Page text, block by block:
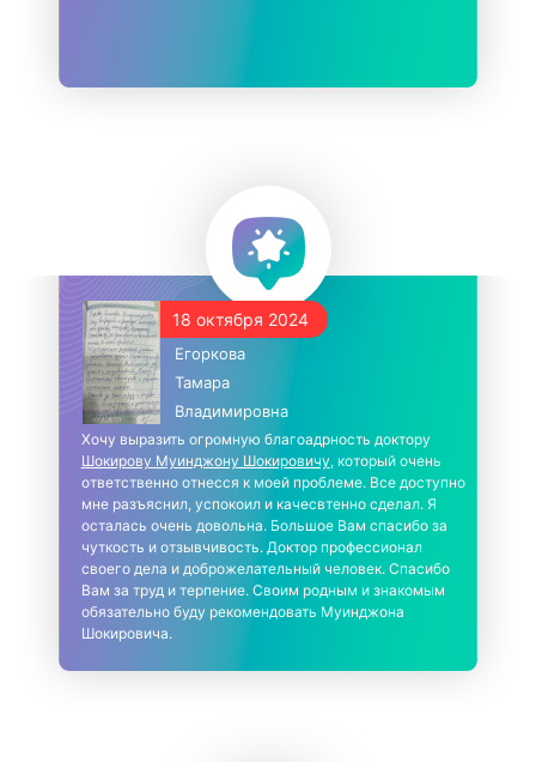
18 октября 2024
Егоркова
Тамара
Владимировна
Хочу выразить огромную благоадрность доктору
Шокирову Муинджону Шокировичу, который очень
ответственно отнесся к моей проблеме. Все доступно
мне разъяснил, успокоил и качесвтенно сделал. Я
осталась очень довольна. Большое Вам спасибо за
чуткость и отзывчивость. Доктор профессионал
своего дела и доброжелательный человек. Спасибо
Вам за труд и терпение. Своим родным и знакомым
обязательно буду рекомендовать Муинджона
Шокировича.